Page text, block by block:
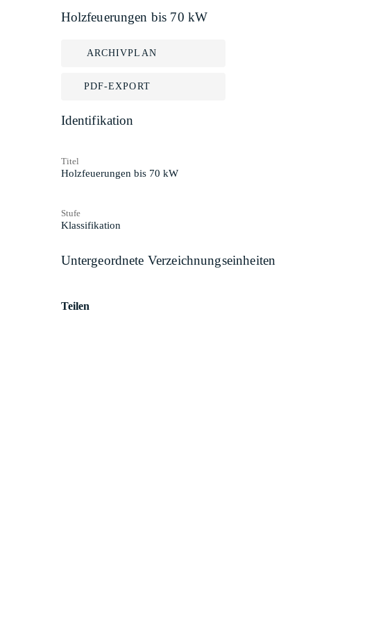
Holzfeuerungen bis 70 kW
ARCHIVPLAN
PDF-EXPORT
Identifikation
Titel
Holzfeuerungen bis 70 kW
Stufe
Klassifikation
Untergeordnete Verzeichnungseinheiten
Teilen